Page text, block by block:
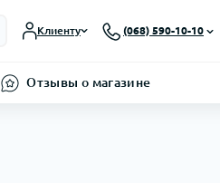
Клиенту (068) 590-10-10
Отзывы о магазине